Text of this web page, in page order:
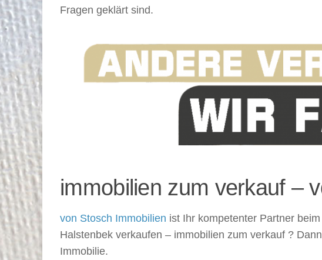
Fragen geklärt sind.
immobilien zum verkauf –
von Stosch Immobilien ist Ihr kompetenter Partner
Halstenbek verkaufen – immobilien zum verkauf ?
Immobilie.